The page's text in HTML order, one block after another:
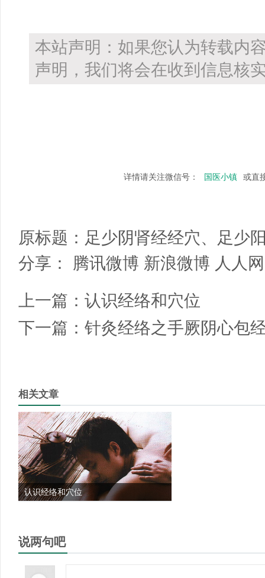
本站声明：如果您认为转载内
声明，我们将会在收到信息核
详情请关注微信号： 国医小镇 或直
原标题： 足少阴肾经经穴、足少
分享：
腾讯微博 新浪微博 人人网
上一篇： 认识经络和穴位
下一篇： 针灸经络之手厥阴心包
相关文章
认识经络和穴位
说两句吧